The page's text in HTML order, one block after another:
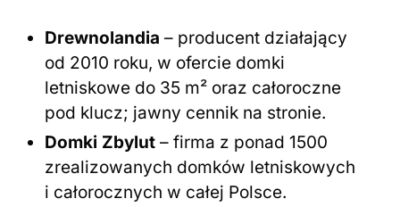
Drewnolandia – producent działający
od 2010 roku, w ofercie domki
letniskowe do 35 m² oraz całoroczne
pod klucz; jawny cennik na stronie.
Domki Zbylut – firma z ponad 1500
zrealizowanych domków letniskowych
i całorocznych w całej Polsce.